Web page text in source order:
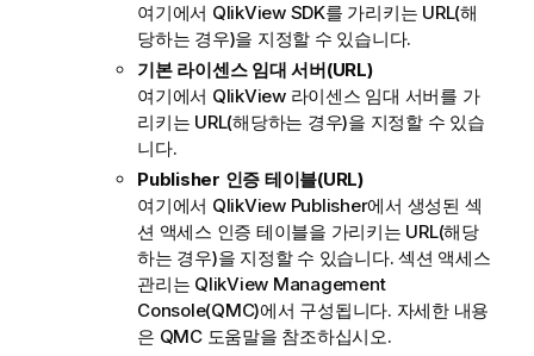
여기에서 QlikView SDK를 가리키는 URL(해
당하는 경우)을 지정할 수 있습니다.
기본 라이센스 임대 서버(URL)
여기에서 QlikView 라이센스 임대 서버를 가
리키는 URL(해당하는 경우)을 지정할 수 있습
니다.
Publisher 인증 테이블(URL)
여기에서 QlikView Publisher에서 생성된 섹
션 액세스 인증 테이블을 가리키는 URL(해당
하는 경우)을 지정할 수 있습니다. 섹션 액세스
관리는 QlikView Management
Console(QMC)에서 구성됩니다. 자세한 내용
은 QMC 도움말을 참조하십시오.